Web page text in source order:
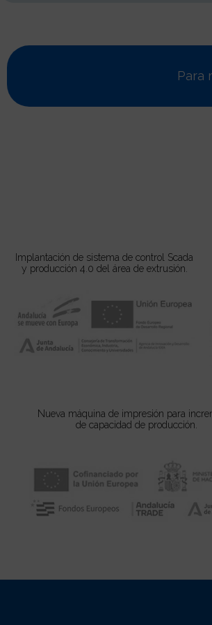
Para
Implantación de sistema de control Scada
y producción 4.0 del área de extrusión.
Nueva máquina de impresión para
de capacidad de producción.